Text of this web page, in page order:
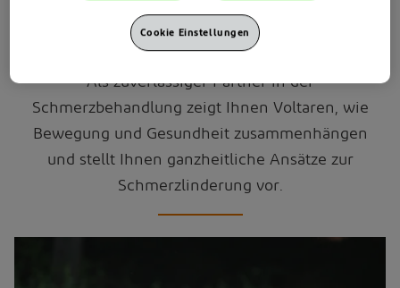
Alles Wissenswerte rund um
Schmerzen und Ihre Gesundheit
Als zuverlässiger Partner in der
Schmerzbehandlung zeigt Ihnen Voltaren, wie
Bewegung und Gesundheit zusammenhängen
und stellt Ihnen ganzheitliche Ansätze zur
Schmerzlinderung vor.
Cookie Einstellungen